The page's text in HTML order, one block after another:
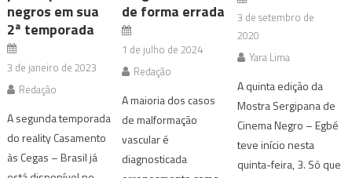
negros em sua
2ª temporada
3 de janeiro de 2023
Redação
A segunda temporada
do reality Casamento
às Cegas – Brasil já
de forma errada
1 de julho de 2024
Redação
A maioria dos casos
de malformação
vascular é
diagnosticada
3 de setembro de
2020
Yara Lima
A quinta edição da
Mostra Sergipana de
Cinema Negro – Egbé
teve início nesta
quinta-feira, 3. Só que